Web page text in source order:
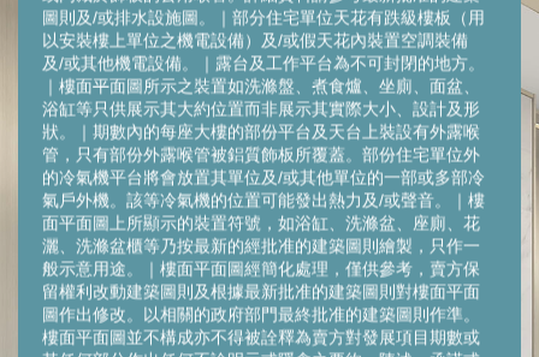
圖則及/或排水設施圖。｜部分住宅單位天花有跌級樓板（用
以安裝樓上單位之機電設備）及/或假天花內裝置空調裝備
及/或其他機電設備。｜露台及工作平台為不可封閉的地方。
｜樓面平面圖所示之裝置如洗滌盤、煮食爐、坐廁、面盆、
浴缸等只供展示其大約位置而非展示其實際大小、設計及形
狀。｜期數內的每座大樓的部份平台及天台上裝設有外露喉
管，只有部份外露喉管被鋁質飾板所覆蓋。部份住宅單位外
的冷氣機平台將會放置其單位及/或其他單位的一部或多部冷
氣戶外機。該等冷氣機的位置可能發出熱力及/或聲音。｜樓
面平面圖上所顯示的裝置符號，如浴缸、洗滌盆、座廁、花
灑、洗滌盆櫃等乃按最新的經批准的建築圖則繪製，只作一
般示意用途。｜樓面平面圖經簡化處理，僅供參考，賣方保
留權利改動建築圖則及根據最新批准的建築圖則對樓面平面
圖作出修改。以相關的政府部門最終批准的建築圖則作準。
樓面平面圖並不構成亦不得被詮釋為賣方對發展項目期數或